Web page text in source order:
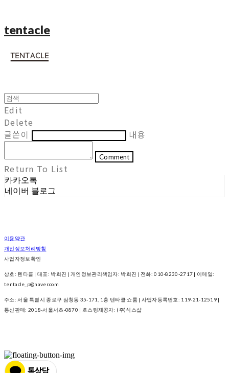
tentacle
Edit
Delete
글쓴이
내용
Comment
Return To List
카카오톡
네이버 블로그
이용약관
개인정보처리방침
사업자정보확인
상호: 텐타클 | 대표: 박희진 | 개인정보관리책임자: 박희진 | 전화: 010-8230-2717 | 이메일:
tentacle_p@naver.com
주소: 서울 특별시 종로구 삼청동 35-171, 1층 텐타클 쇼룸 | 사업자등록번호: 119-21-12519 |
통신판매: 2018-서울서초-0870 | 호스팅제공자: (주)식스샵